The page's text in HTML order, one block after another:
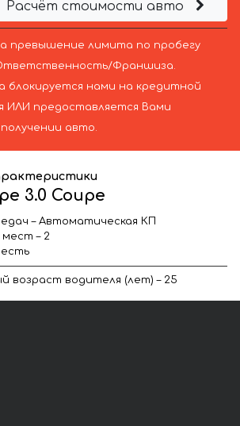
Расчёт стоимости авто
превышение лимита по пробегу
Франшиза.
блокируется нами на кредитной
ИЛИ предоставляется Вами
авто.
3.0 Coupe
– Автоматическая КП
– 2
есть
возраст водителя (лет) – 25